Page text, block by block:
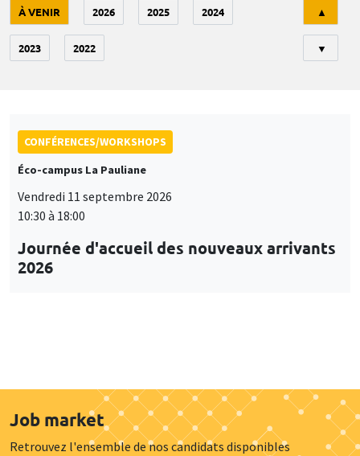
À VENIR 2026 2025 2024
2023 2022
▲
▼
CONFÉRENCES/WORKSHOPS
Éco-campus La Pauliane
Vendredi 11 septembre 2026
10:30 à 18:00
Journée d'accueil des nouveaux arrivants
2026
Job market
Retrouvez l'ensemble de nos candidats disponibles